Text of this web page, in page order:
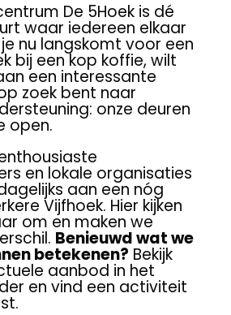
De 5Hoek is dé
waar iedereen elkaar
nu langskomt voor een
bij een kop koffie, wilt
een interessante
zoek bent naar
onze deuren
open.
en lokale organisaties
aan een nóg
Vijfhoek. Hier kijken
om en maken we
Benieuwd wat we
betekenen? Bekijk
aanbod in het
en vind een activiteit